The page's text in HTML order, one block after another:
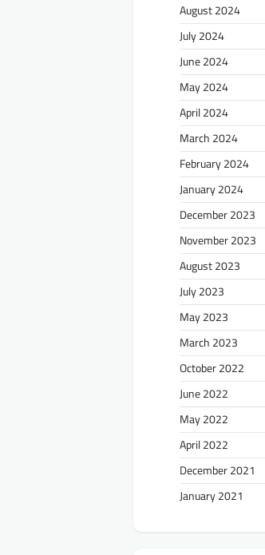
August 2024
July 2024
June 2024
May 2024
April 2024
March 2024
February 2024
January 2024
December 2023
November 2023
August 2023
July 2023
May 2023
March 2023
October 2022
June 2022
May 2022
April 2022
December 2021
January 2021